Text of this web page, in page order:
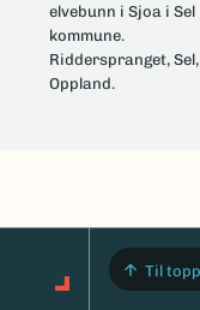
elvebunn i Sjoa i Sel
kommune.
Ridderspranget, Sel,
Oppland.
Til